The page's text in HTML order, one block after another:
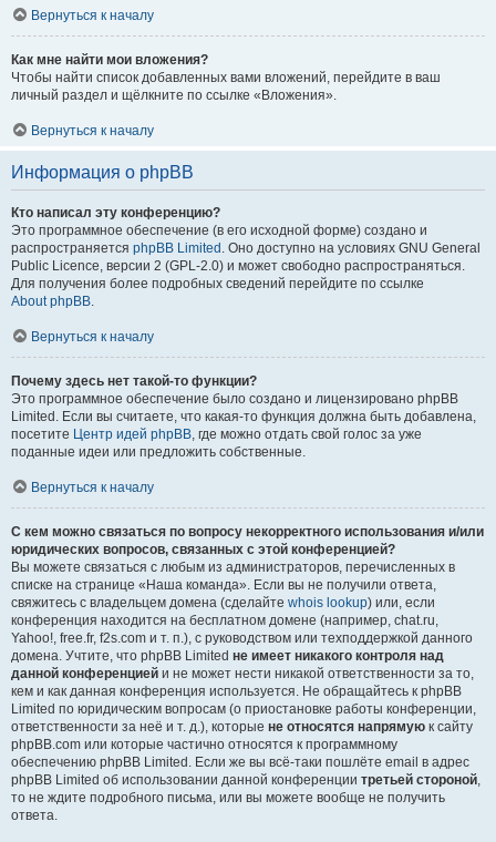
Вернуться к началу
Как мне найти мои вложения?
Чтобы найти список добавленных вами вложений, перейдите в ваш
личный раздел и щёлкните по ссылке «Вложения».
Вернуться к началу
Информация о phpBB
Кто написал эту конференцию?
Это программное обеспечение (в его исходной форме) создано и
распространяется phpBB Limited . Оно доступно на условиях GNU General
Public Licence, версии 2 (GPL-2.0) и может свободно распространяться.
Для получения более подробных сведений перейдите по ссылке
About phpBB.
Вернуться к началу
Почему здесь нет такой-то функции?
Это программное обеспечение было создано и лицензировано phpBB
Limited. Если вы считаете, что какая-то функция должна быть добавлена,
посетите Центр идей phpBB, где можно отдать свой голос за уже
поданные идеи или предложить собственные.
Вернуться к началу
С кем можно связаться по вопросу некорректного использования и/или
юридических вопросов, связанных с этой конференцией?
Вы можете связаться с любым из администраторов, перечисленных в
списке на странице «Наша команда». Если вы не получили ответа,
свяжитесь с владельцем домена (сделайте whois lookup) или, если
конференция находится на бесплатном домене (например, chat.ru,
Yahoo!, free.fr, f2s.com и т. п.), с руководством или техподдержкой данного
домена. Учтите, что phpBB Limited не имеет никакого контроля над
данной конференцией и не может нести никакой ответственности за то,
кем и как данная конференция используется. Не обращайтесь к phpBB
Limited по юридическим вопросам (о приостановке работы конференции,
ответственности за неё и т. д.), которые не относятся напрямую к сайту
phpBB.com или которые частично относятся к программному
обеспечению phpBB Limited. Если же вы всё-таки пошлёте email в адрес
phpBB Limited об использовании данной конференции третьей стороной,
то не ждите подробного письма, или вы можете вообще не получить
ответа.